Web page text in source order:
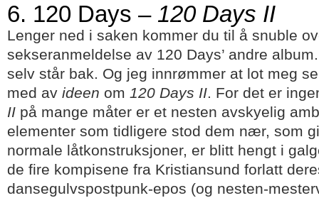
6. 120 Days – 120 Days II
Lenger ned i saken kommer du til å snuble
sekseranmeldelse av 120 Days’ andre
selv står bak. Og jeg innrømmer at lot meg
med av ideen om 120 Days II. For det er
II på mange måter er et nesten avskyelig
elementer som tidligere stod dem nær, som
normale låtkonstruksjoner, er blitt hengt i
de fire kompisene fra Kristiansund forlatt
dansegulvspostpunk-epos (og nesten-